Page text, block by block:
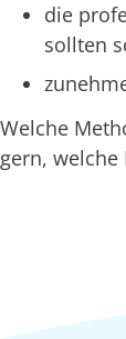
die
sollten
Welche
gern,